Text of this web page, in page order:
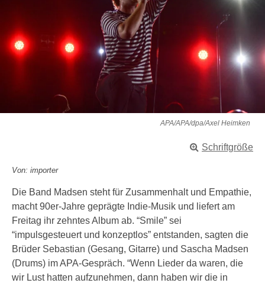
APA/APA/dpa/Axel Heimken
Schriftgröße
Von: importer
Die Band Madsen steht für Zusammenhalt und Empathie,
macht 90er-Jahre geprägte Indie-Musik und liefert am
Freitag ihr zehntes Album ab. “Smile” sei
“impulsgesteuert und konzeptlos” entstanden, sagten die
Brüder Sebastian (Gesang, Gitarre) und Sascha Madsen
(Drums) im APA-Gespräch. “Wenn Lieder da waren, die
wir Lust hatten aufzunehmen, dann haben wir die in